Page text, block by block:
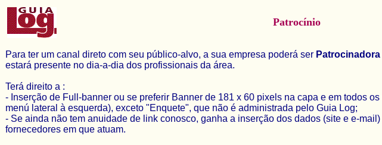
Patrocínio
Para ter um canal direto com seu público-alvo, a sua empresa poderá ser Patrocinadora
estará presente no dia-a-dia dos profissionais da área.
Terá direito a :
- Inserção de Full-banner ou se preferir Banner de 181 x 60 pixels na capa e em todos
menú lateral à esquerda), exceto "Enquete", que não é administrada pelo Guia Log;
- Se ainda não tem anuidade de link conosco, ganha a inserção dos dados (site e e-
fornecedores em que atuam.